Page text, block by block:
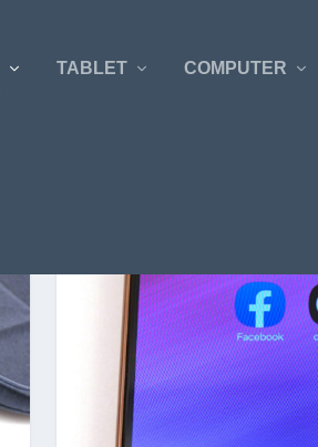
TABLET COMPUTER